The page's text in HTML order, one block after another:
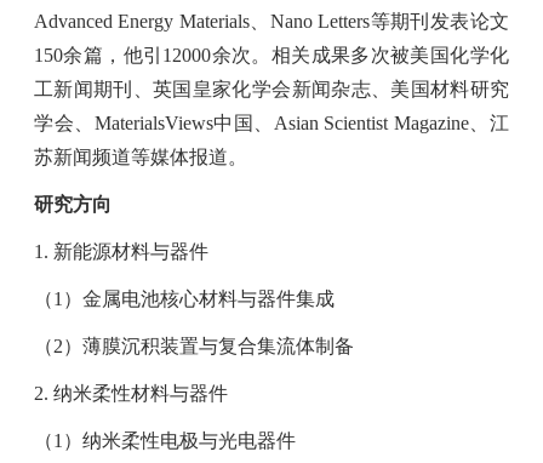
Advanced Energy Materials、 Nano Letters等期刊发表论文
150余篇，他引 12000余次。相关成果多次被美国化学化
工新闻期刊、英国皇家化学会新闻杂志、美国材料研究
学会、 MaterialsViews中国、 Asian Scientist Magazine、江
苏新闻频道等媒体报道。
研究方向
1. 新能源材料与器件
（1 ）金属电池核心材料与器件集成
（2）薄膜沉积装置与复合集流体制备
2. 纳米柔性材料与器件
（1 ）纳米柔性电极与光电器件